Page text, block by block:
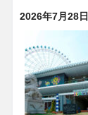
2026年7月28日